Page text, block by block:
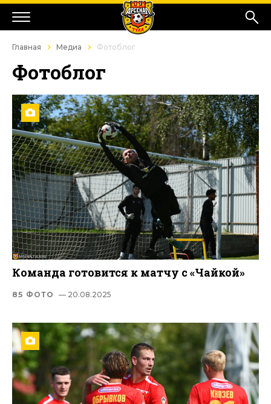
Главная Медиа Фотоблог
Фотоблог
Команда готовится к матчу с «Чайкой»
85 ФОТО — 20.08.2025